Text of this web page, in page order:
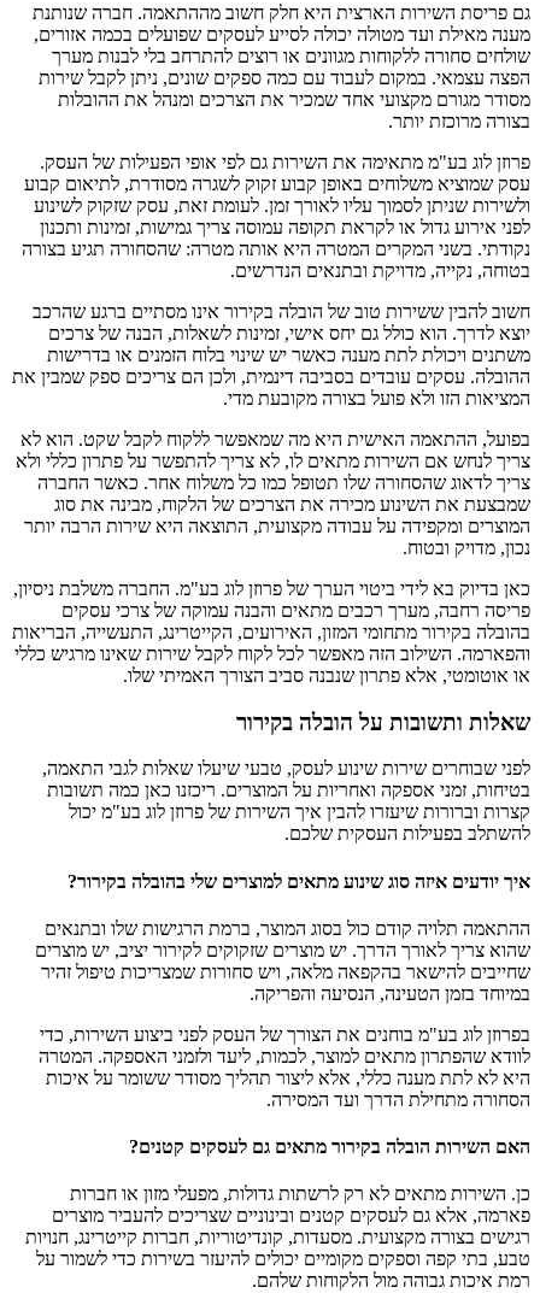
גם פריסת השירות הארצית היא חלק חשוב מההתאמה. חברה שנותנת
מענה מאילת ועד מטולה יכולה לסייע לעסקים שפועלים בכמה אזורים,
שולחים סחורה ללקוחות מגוונים או רוצים להתרחב בלי לבנות מערך
הפצה עצמאי. במקום לעבוד עם כמה ספקים שונים, ניתן לקבל שירות
מסודר מגורם מקצועי אחד שמכיר את הצרכים ומנהל את ההובלות
בצורה מרוכזת יותר.
פרוזן לוג בע"מ מתאימה את השירות גם לפי אופי הפעילות של העסק.
עסק שמוציא משלוחים באופן קבוע זקוק לשגרה מסודרת, לתיאום קבוע
ולשירות שניתן לסמוך עליו לאורך זמן. לעומת זאת, עסק שזקוק לשינוע
לפני אירוע גדול או לקראת תקופה עמוסה צריך גמישות, זמינות ותכנון
נקודתי. בשני המקרים המטרה היא אותה מטרה: שהסחורה תגיע בצורה
בטוחה, נקייה, מדויקת ובתנאים הנדרשים.
חשוב להבין ששירות טוב של הובלה בקירור אינו מסתיים ברגע שהרכב
יוצא לדרך. הוא כולל גם יחס אישי, זמינות לשאלות, הבנה של צרכים
משתנים ויכולת לתת מענה כאשר יש שינוי בלוח הזמנים או בדרישות
ההובלה. עסקים עובדים בסביבה דינמית, ולכן הם צריכים ספק שמבין את
המציאות הזו ולא פועל בצורה מקובעת מדי.
בפועל, ההתאמה האישית היא מה שמאפשר ללקוח לקבל שקט. הוא לא
צריך לנחש אם השירות מתאים לו, לא צריך להתפשר על פתרון כללי ולא
צריך לדאוג שהסחורה שלו תטופל כמו כל משלוח אחר. כאשר החברה
שמבצעת את השינוע מכירה את הצרכים של הלקוח, מבינה את סוג
המוצרים ומקפידה על עבודה מקצועית, התוצאה היא שירות הרבה יותר
נכון, מדויק ובטוח.
כאן בדיוק בא לידי ביטוי הערך של פרוזן לוג בע"מ. החברה משלבת ניסיון,
פריסה רחבה, מערך רכבים מתאים והבנה עמוקה של צרכי עסקים
בהובלה בקירור מתחומי המזון, האירועים, הקייטרינג, התעשייה, הבריאות
והפארמה. השילוב הזה מאפשר לכל לקוח לקבל שירות שאינו מרגיש כללי
או אוטומטי, אלא פתרון שנבנה סביב הצורך האמיתי שלו.
שאלות ותשובות על הובלה בקירור
לפני שבוחרים שירות שינוע לעסק, טבעי שיעלו שאלות לגבי התאמה,
בטיחות, זמני אספקה ואחריות על המוצרים. ריכזנו כאן כמה תשובות
קצרות וברורות שיעזרו להבין איך השירות של פרוזן לוג בע"מ יכול
להשתלב בפעילות העסקית שלכם.
איך יודעים איזה סוג שינוע מתאים למוצרים שלי בהובלה בקירור?
ההתאמה תלויה קודם כול בסוג המוצר, ברמת הרגישות שלו ובתנאים
שהוא צריך לאורך הדרך. יש מוצרים שזקוקים לקירור יציב, יש מוצרים
שחייבים להישאר בהקפאה מלאה, ויש סחורות שמצריכות טיפול זהיר
במיוחד בזמן הטעינה, הנסיעה והפריקה.
בפרוזן לוג בע"מ בוחנים את הצורך של העסק לפני ביצוע השירות, כדי
לוודא שהפתרון מתאים למוצר, לכמות, ליעד ולזמני האספקה. המטרה
היא לא לתת מענה כללי, אלא ליצור תהליך מסודר ששומר על איכות
הסחורה מתחילת הדרך ועד המסירה.
האם השירות הובלה בקירור מתאים גם לעסקים קטנים?
כן. השירות מתאים לא רק לרשתות גדולות, מפעלי מזון או חברות
פארמה, אלא גם לעסקים קטנים ובינוניים שצריכים להעביר מוצרים
רגישים בצורה מקצועית. מסעדות, קונדיטוריות, חברות קייטרינג, חנויות
טבע, בתי קפה וספקים מקומיים יכולים להיעזר בשירות כדי לשמור על
רמת איכות גבוהה מול הלקוחות שלהם.